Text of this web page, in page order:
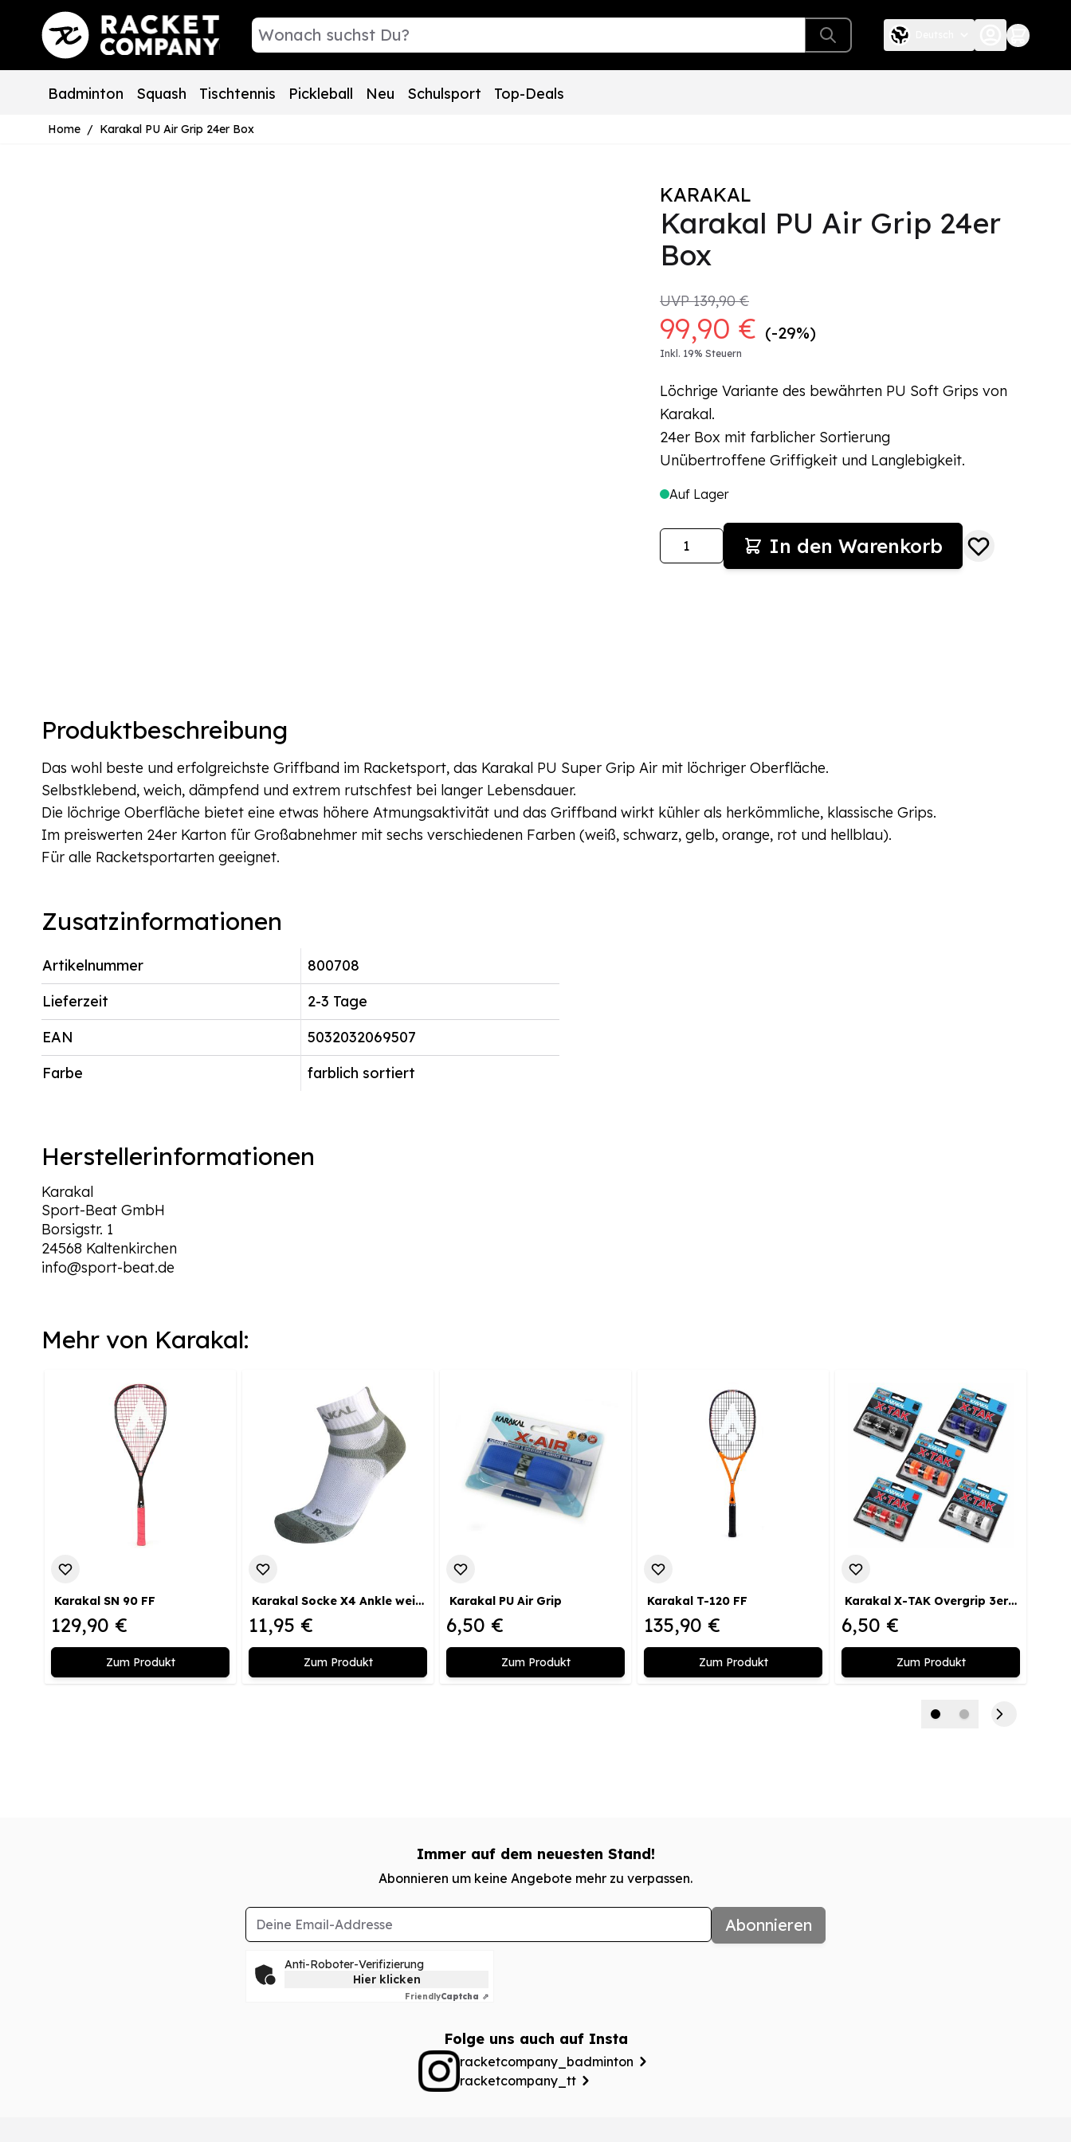
Direkt zum Inhalt
Badminton Squash Tischtennis Pickleball Neu Schulsport Top-Deals
Home / Karakal PU Air Grip 24er Box
KARAKAL
Karakal PU Air Grip 24er
Box
UVP139,90 €
99,90 € (-29%)
Inkl. 19% Steuern
Löchrige Variante des bewährten PU Soft Grips von
Karakal.
24er Box mit farblicher Sortierung
Unübertroffene Griffigkeit und Langlebigkeit.
Auf Lager
Menge In den Warenkorb
Produktbeschreibung
Das wohl beste und erfolgreichste Griffband im Racketsport, das Karakal PU Super Grip Air mit löchriger Oberfläche.
Selbstklebend, weich, dämpfend und extrem rutschfest bei langer Lebensdauer.
Die löchrige Oberfläche bietet eine etwas höhere Atmungsaktivität und das Griffband wirkt kühler als herkömmliche, klassische Grips.
Im preiswerten 24er Karton für Großabnehmer mit sechs verschiedenen Farben (weiß, schwarz, gelb, orange, rot und hellblau).
Für alle Racketsportarten geeignet.
Zusatzinformationen
Artikelnummer
800708
Lieferzeit
2-3 Tage
EAN
5032032069507
Farbe
farblich sortiert
Herstellerinformationen
Karakal
Sport-Beat GmbH
Borsigstr. 1
24568 Kaltenkirchen
info@sport-beat.de
Mehr von Karakal:
Karakal SN 90 FF
129,90 €
Zum Produkt
Karakal Socke X4 Ankle weiß/grau
11,95 €
Zum Produkt
Karakal PU Air Grip
6,50 €
Zum Produkt
Karakal T-120 FF
135,90 €
Zum Produkt
Karakal X-TAK Overgrip 3er Blister
6,50 €
Zum Produkt
Immer auf dem neuesten Stand!
Abonnieren um keine Angebote mehr zu verpassen.
E-Mail-Adresse Abonnieren
Anti-Roboter-Verifizierung
Hier klicken
FriendlyCaptcha ⇗
Folge uns auch auf Insta
racketcompany_badminton
racketcompany_tt